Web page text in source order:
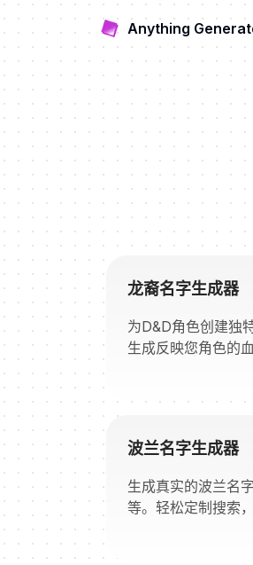
Anything
龙裔名字生成器
为D&D角色创建独
生成反映您角色的
波兰名字生成器
生成真实的波兰名
等。轻松定制搜索